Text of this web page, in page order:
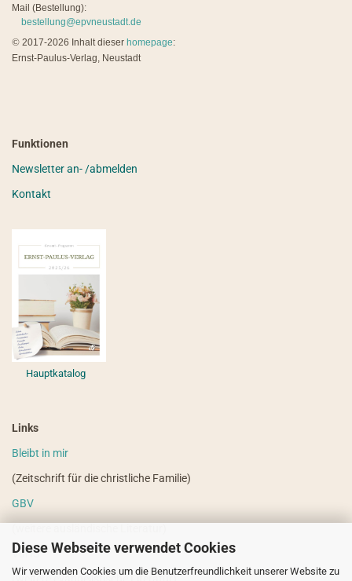
Diese Webseite verwendet Cookies
Wir verwenden Cookies um die Benutzerfreundlichkeit unserer Website zu
Mail (Bestellung):
bestellung@epvneustadt.de
© 2017-2026 Inhalt dieser homepage:
Ernst-Paulus-Verlag, Neustadt
Funktionen
Newsletter an- /abmelden
Kontakt
Hauptkatalog
Links
Bleibt in mir
(Zeitschrift für die christliche Familie)
GBV
VdHS